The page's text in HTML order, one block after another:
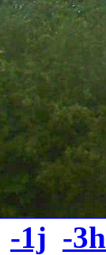
-1j -3h